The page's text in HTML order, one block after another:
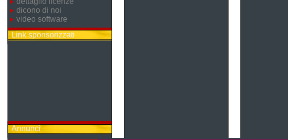
dicono di noi
video software
Link sponsorizzati
Annunci